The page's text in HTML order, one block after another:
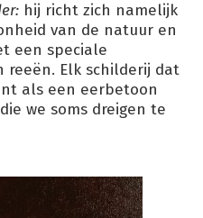
hij richt zich namelijk
van de natuur en
een speciale
reeën. Elk schilderij dat
als een eerbetoon
we soms dreigen te